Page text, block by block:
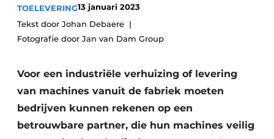
Vacatures
Video’s
TOELEVERING13 januari 2023
Tekst door Johan Debaere
Fotografie door Jan van Dam Group
Voor een industriële verhuizing of levering
van machines vanuit de fabriek moeten
bedrijven kunnen rekenen op een
betrouwbare partner, die hun machines veilig